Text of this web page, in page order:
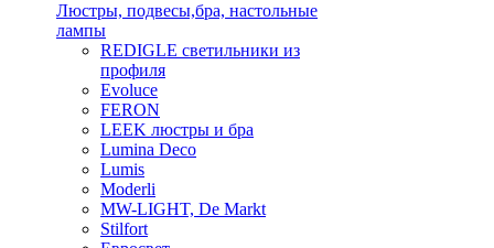
Люстры, подвесы,бра, настольные
лампы
REDIGLE светильники из
профиля
Evoluce
FERON
LEEK люстры и бра
Lumina Deco
Lumis
Moderli
MW-LIGHT, De Markt
Stilfort